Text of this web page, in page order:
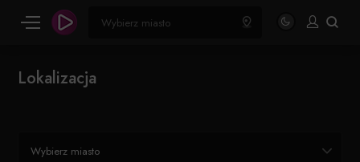
Lokalizacja
Wybierz miasto